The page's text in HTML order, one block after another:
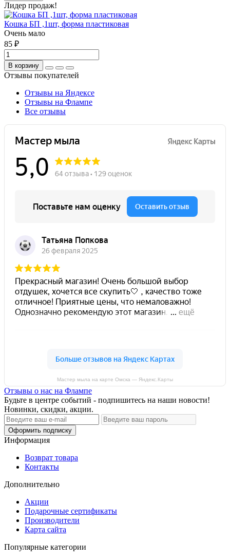
Лидер продаж!
Кошка БП ,1шт, форма пластиковая
Очень мало
85 ₽
В корзину
Отзывы покупателей
Отзывы на Яндексе
Отзывы на Флампе
Все отзывы
Мастер мыла на карте Омска — Яндекс.Карты
Отзывы о нас на Флампе
Будьте в центре событий - подпишитесь на наши новости!
Новинки, скидки, акции.
Оформить подписку
Информация
Возврат товара
Контакты
Дополнительно
Акции
Подарочные сертификаты
Производители
Карта сайта
Популярные категории